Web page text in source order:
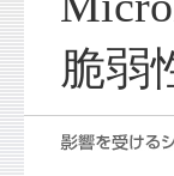
脆弱